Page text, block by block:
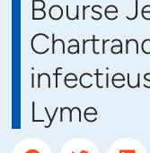
Bourse
Lyme